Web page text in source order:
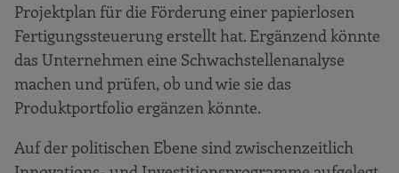
Projektplan für die Förderung einer papierlosen
Fertigungssteuerung erstellt hat. Ergänzend könnte
das Unternehmen eine Schwachstellenanalyse
machen und prüfen, ob und wie sie das
Produktportfolio ergänzen könnte.
Auf der politischen Ebene sind zwischenzeitlich